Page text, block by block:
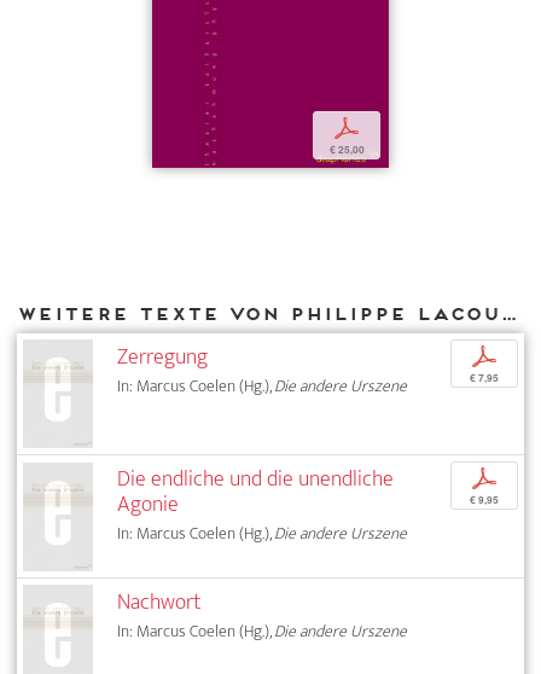
p
€ 25,00
Weitere Texte von Philippe Lacoue-Labarthe bei DIAPHANES
Zerregung
In: Marcus Coelen (Hg.),Die andere Urszene
p
€ 7,95
Die endliche und die unendliche
Agonie
In: Marcus Coelen (Hg.),Die andere Urszene
p
€ 9,95
Nachwort
In: Marcus Coelen (Hg.),Die andere Urszene